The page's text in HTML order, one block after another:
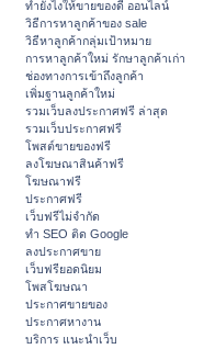
ทํายังไงให้ขายของดี ออนไลน์
วิธีการหาลูกค้าของ sale
วิธีหาลูกค้ากลุ่มเป้าหมาย
การหาลูกค้าใหม่ รักษาลูกค้าเก่า
ช่องทางการเข้าถึงลูกค้า
เพิ่มฐานลูกค้าใหม่
รวมเว็บลงประกาศฟรี ล่าสุด
รวมเว็บประกาศฟรี
โพสต์ขายของฟรี
ลงโฆษณาสินค้าฟรี
โฆษณาฟรี
ประกาศฟรี
เว็บฟรีไม่จำกัด
ทำ SEO ติด Google
ลงประกาศขาย
เว็บฟรียอดนิยม
โพสโฆษณา
ประกาศขายของ
ประกาศหางาน
บริการ แนะนำเว็บ